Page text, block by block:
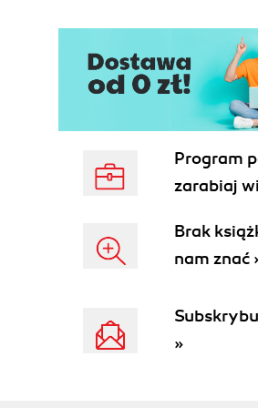
3.4.6. Funkcje specjalne
3.4.7. Komponenty reklam
3.5. Landing pages - strony
3.5.1. Jak wybrać
3.5.2. 6 najważniejszych
strony docelowej
3.6. Reklama w sieci
3.6.1. Pierwsza kampania
3.6.3. Grupy reklam,
reklamowe
3.7.2. Kampanie
3.8. Podsumowanie
Program
zarabiaj
Brak
nam znać
»